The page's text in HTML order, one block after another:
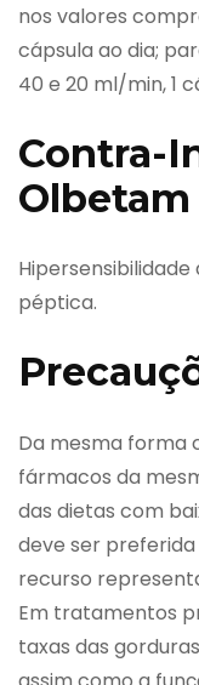
nos valores
cápsula ao dia;
40 e 20 ml/min, 1
Contra-
Olbetam
péptica.
Da mesma forma
fármacos da
das dietas com
deve ser
recurso
Em tratamentos
taxas das